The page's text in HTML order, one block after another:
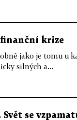
finanční krize
jako je tomu u
silných a...
se